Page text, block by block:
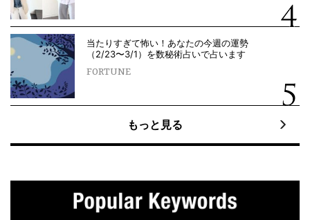
当たりすぎて怖い！あなたの今週の運勢
（2/23〜3/1）を数秘術占いで占います
FORTUNE
もっと見る